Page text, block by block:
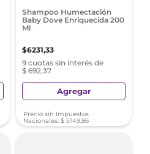
Shampoo Humectación
Baby Dove Enriquecida 200
Ml
$6231,33
9 cuotas sin interés de
$ 692,37
Agregar
Precio sin Impuestos
Nacionales: $ 5149,86